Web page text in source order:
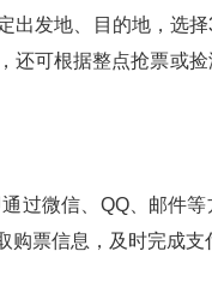
出发地、目的地，选
还可根据整点抢票或
过微信、QQ、邮件
票信息，及时完成支